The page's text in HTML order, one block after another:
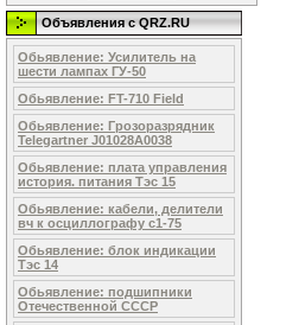
Объявления c QRZ.RU
Обьявление: Усилитель на
шести лампах ГУ-50
Обьявление: FT-710 Field
Обьявление: Грозоразрядник
Telegartner J01028A0038
Обьявление: плата управления
история. питания Тэс 15
Обьявление: кабели, делители
вч к осциллографу с1-75
Обьявление: блок индикации
Тэс 14
Обьявление: подшипники
Отечественной СССР